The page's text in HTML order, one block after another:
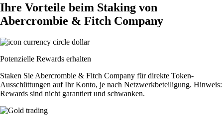
Ihre Vorteile beim Staking von
Abercrombie & Fitch Company
Potenzielle Rewards erhalten
Staken Sie Abercrombie & Fitch Company für direkte Token-
Ausschüttungen auf Ihr Konto, je nach Netzwerkbeteiligung. Hinweis:
Rewards sind nicht garantiert und schwanken.